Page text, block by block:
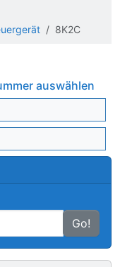
8K2C
auswählen
Go!